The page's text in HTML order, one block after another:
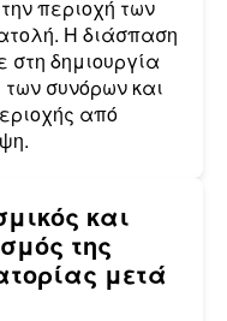
περιοχή των
Η διάσπαση
στη δημιουργία
συνόρων και
από
και
της
μετά